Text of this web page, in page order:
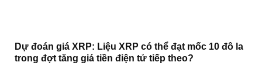
Dự đoán giá XRP: Liệu XRP có thể đạt mốc 10 đô la
trong đợt tăng giá tiền điện tử tiếp theo?